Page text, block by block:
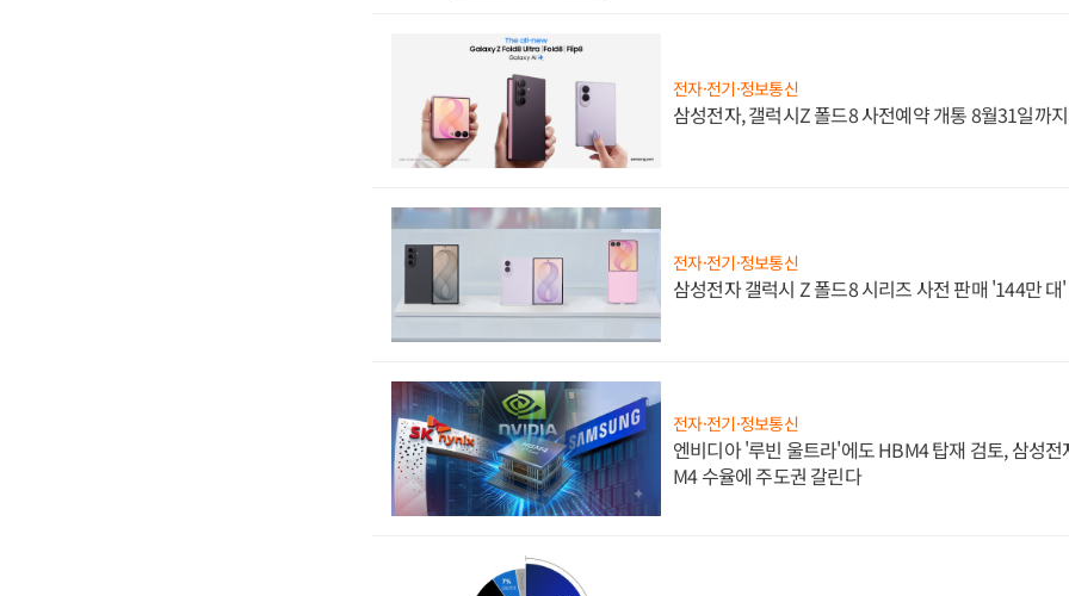
전자·전기·정보통신
삼성전자, 갤럭시Z 폴드8 사전예약 개통 8월31일까
전자·전기·정보통신
삼성전자 갤럭시 Z 폴드8 시리즈 사전 판매 '144만 대
전자·전기·정보통신
엔비디아 '루빈 울트라'에도 HBM4 탑재 검토, 삼성전
M4 수율에 주도권 갈린다